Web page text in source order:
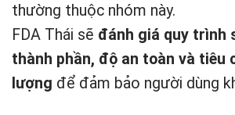
thường thuộc nhóm này.
FDA Thái sẽ đánh giá quy trình
thành phần, độ an toàn và tiêu
lượng để đảm bảo người dùng